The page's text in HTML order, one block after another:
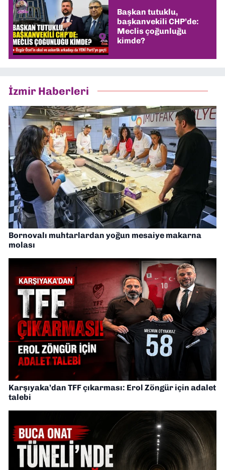
Başkan tutuklu,
başkanvekili CHP’de:
Meclis çoğunluğu
kimde?
İzmir Haberleri
Bornovalı muhtarlardan yoğun mesaiye makarna
molası
Karşıyaka’dan TFF çıkarması: Erol Zöngür için adalet
talebi